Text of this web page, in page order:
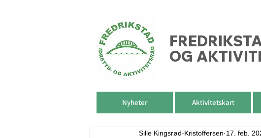
OG
Nyheter Aktivitetskart
Sille Kingsrød-Kristoffersen 17. feb.